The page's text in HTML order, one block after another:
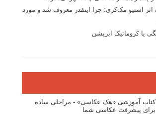
اثر استیو مک‌کری: چرا اینقدر معروف شد و مورد
یا کروماتیک ابریشن
کتاب آموزشی «هک عکاسی» - مراحلی ساده
برای پیشرفت عکاسی شما